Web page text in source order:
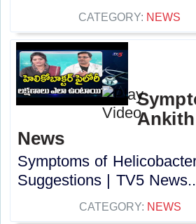
CATEGORY: NEWS
News
Symptoms of
Suggestions | TV5
CATEGORY: NEWS